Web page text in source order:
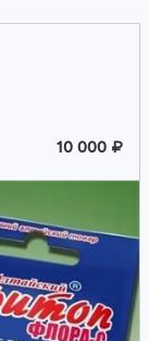
10 000 ₽